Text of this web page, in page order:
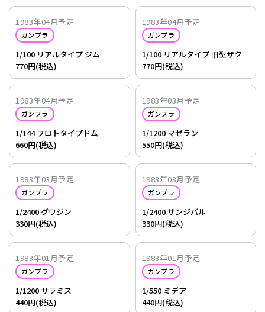
1983年04月予定
ガンプラ
1/100 リアルタイプ ジム
770円(税込)
1983年04月予定
ガンプラ
1/100 リアルタイプ 旧型ザク
770円(税込)
1983年04月予定
ガンプラ
1/144 プロトタイプドム
660円(税込)
1983年03月予定
ガンプラ
1/1200 マゼラン
550円(税込)
1983年03月予定
ガンプラ
1/2400 グワジン
330円(税込)
1983年03月予定
ガンプラ
1/2400 ザンジバル
330円(税込)
1983年01月予定
ガンプラ
1/1200 サラミス
440円(税込)
1983年01月予定
ガンプラ
1/550 ミデア
440円(税込)